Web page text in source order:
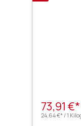
73,91 €*
24,64 €* / 1